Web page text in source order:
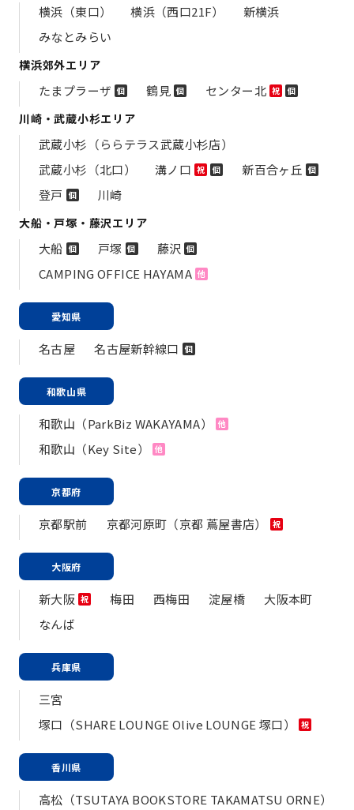
横浜（東口） 横浜（西口21F）
新横浜
みなとみらい
横浜郊外エリア
たまプラーザ 個 鶴見 個 センター北 祝 個
川崎・武蔵小杉エリア
武蔵小杉（ららテラス武蔵小杉店）
武蔵小杉（北口）
溝ノ口 祝 個 新百合ヶ丘 個
登戸 個 川崎
大船・戸塚・藤沢エリア
大船 個 戸塚 個 藤沢 個
CAMPING OFFICE HAYAMA 他
愛知県
名古屋 名古屋新幹線口 個
和歌山県
和歌山（ParkBiz WAKAYAMA） 他
和歌山（Key Site） 他
京都府
京都駅前 京都河原町（京都 蔦屋書店） 祝
大阪府
新大阪 祝 梅田 西梅田 淀屋橋
大阪本町
なんば
兵庫県
三宮
塚口（SHARE LOUNGE Olive LOUNGE 塚口）
祝
香川県
高松（TSUTAYA BOOKSTORE TAKAMATSU ORNE）